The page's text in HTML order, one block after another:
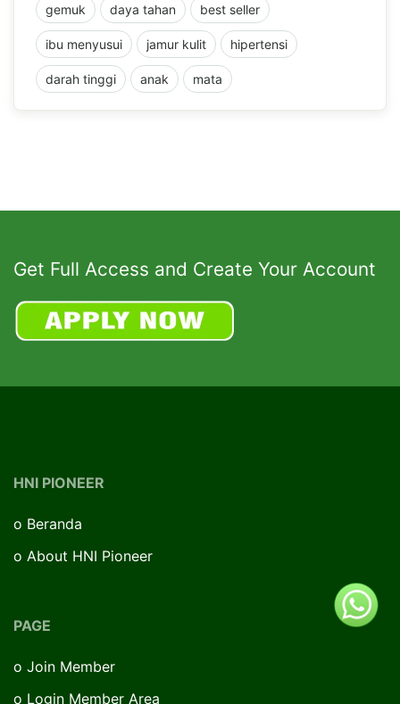
gemuk daya tahan best seller
ibu menyusui jamur kulit hipertensi
darah tinggi anak mata
Get Full Access and Create Your Account
HNI PIONEER
o Beranda
o About HNI Pioneer
PAGE
o Join Member
o Login Member Area